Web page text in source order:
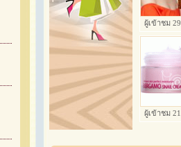
ผู้เข้าชม
ผู้เข้าชม